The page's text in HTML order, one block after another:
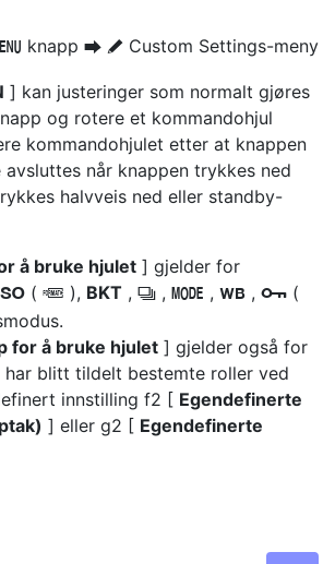
knapp U A Custom Settings-meny
] kan justeringer som normalt gjøres
og rotere et kommandohjul
kommandohjulet etter at knappen
når knappen trykkes ned
halvveis ned eller standby-
å bruke hjulet ] gjelder for
S ( Q ), BKT , c , I , U , g (
for å bruke hjulet ] gjelder også for
har blitt tildelt bestemte roller ved
innstilling f2 [ Egendefinerte
] eller g2 [ Egendefinerte